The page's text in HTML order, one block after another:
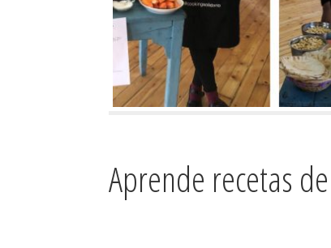
Aprende recetas